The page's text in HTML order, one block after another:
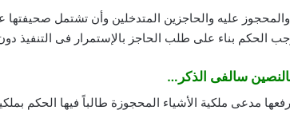
عليه والحاجزين المتدخلين وأن تشتمل
الحكم بناء على طلب الحاجز بالإستمرار فى التنفيذ
سالفى الذكر…
مدعى ملكية الأشياء المحجوزة طالباً فيها الحكم